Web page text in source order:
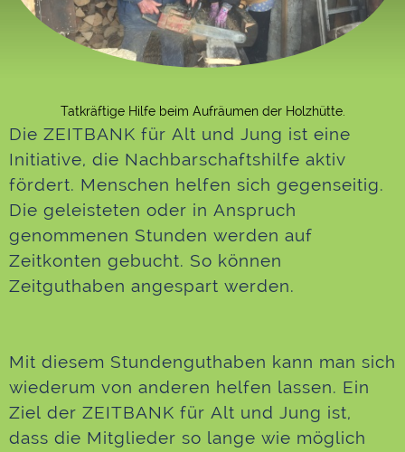
Tatkräftige Hilfe beim Aufräumen der Holzhütte.
Die ZEITBANK für Alt und Jung ist eine
Initiative, die Nachbarschaftshilfe aktiv
fördert. Menschen helfen sich gegenseitig.
Die geleisteten oder in Anspruch
genommenen Stunden werden auf
Zeitkonten gebucht. So können
Zeitguthaben angespart werden.
Mit diesem Stundenguthaben kann man sich
wiederum von anderen helfen lassen. Ein
Ziel der ZEITBANK für Alt und Jung ist,
dass die Mitglieder so lange wie möglich